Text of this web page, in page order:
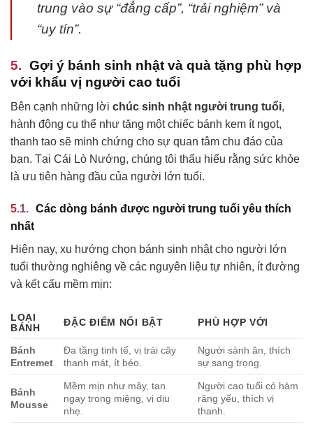
trung vào sự “đẳng cấp”, “trải nghiệm” và
“uy tín”.
Gợi ý bánh sinh nhật và quà tặng phù hợp
với khẩu vị người cao tuổi
Bên cạnh những lời chúc sinh nhật người trung tuổi,
hành động cụ thể như tặng một chiếc bánh kem ít ngọt,
thanh tao sẽ minh chứng cho sự quan tâm chu đáo của
bạn. Tại Cái Lò Nướng, chúng tôi thấu hiểu rằng sức khỏe
là ưu tiên hàng đầu của người lớn tuổi.
Các dòng bánh được người trung tuổi yêu thích
nhất
Hiện nay, xu hướng chọn bánh sinh nhật cho người lớn
tuổi thường nghiêng về các nguyên liệu tự nhiên, ít đường
và kết cấu mềm mịn:
LOẠI
BÁNH
ĐẶC ĐIỂM NỔI BẬT PHÙ HỢP VỚI
Bánh
Entremet
Đa tầng tinh tế, vị trái cây
thanh mát, ít béo.
Người sành ăn, thích
sự sang trọng.
Bánh
Mousse
Mềm mịn như mây, tan
ngay trong miệng, vị dịu
nhẹ.
Người cao tuổi có hàm
răng yếu, thích vị
thanh.